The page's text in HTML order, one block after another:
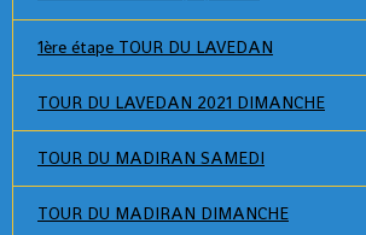
1ère étape TOUR DU LAVEDAN
TOUR DU LAVEDAN 2021 DIMANCHE
TOUR DU MADIRAN SAMEDI
TOUR DU MADIRAN DIMANCHE